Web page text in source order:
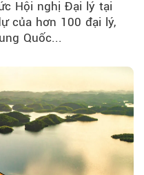
Hội nghị Đại lý tại
của hơn 100 đại lý,
Quốc...